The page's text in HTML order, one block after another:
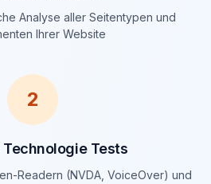
Analyse aller Seitentypen und
Ihrer Website
2
Tests
Readern (NVDA, VoiceOver) und